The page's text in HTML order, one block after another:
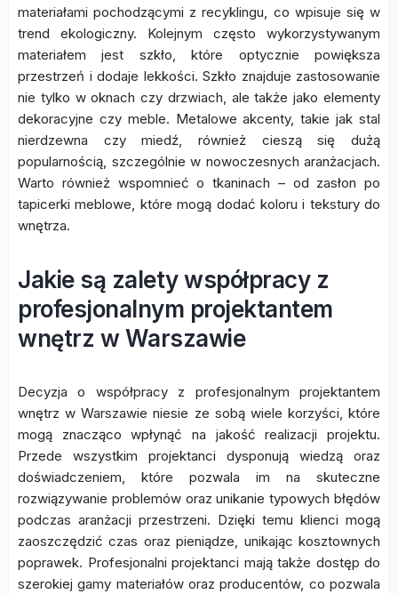
materiałami pochodzącymi z recyklingu, co wpisuje się w
trend ekologiczny. Kolejnym często wykorzystywanym
materiałem jest szkło, które optycznie powiększa
przestrzeń i dodaje lekkości. Szkło znajduje zastosowanie
nie tylko w oknach czy drzwiach, ale także jako elementy
dekoracyjne czy meble. Metalowe akcenty, takie jak stal
nierdzewna czy miedź, również cieszą się dużą
popularnością, szczególnie w nowoczesnych aranżacjach.
Warto również wspomnieć o tkaninach – od zasłon po
tapicerki meblowe, które mogą dodać koloru i tekstury do
wnętrza.
Jakie są zalety współpracy z
profesjonalnym projektantem
wnętrz w Warszawie
Decyzja o współpracy z profesjonalnym projektantem
wnętrz w Warszawie niesie ze sobą wiele korzyści, które
mogą znacząco wpłynąć na jakość realizacji projektu.
Przede wszystkim projektanci dysponują wiedzą oraz
doświadczeniem, które pozwala im na skuteczne
rozwiązywanie problemów oraz unikanie typowych błędów
podczas aranżacji przestrzeni. Dzięki temu klienci mogą
zaoszczędzić czas oraz pieniądze, unikając kosztownych
poprawek. Profesjonalni projektanci mają także dostęp do
szerokiej gamy materiałów oraz producentów, co pozwala